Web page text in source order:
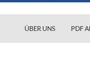
ÜBER UNS
PDF